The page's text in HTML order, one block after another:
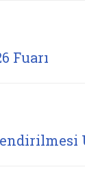
Fuarı